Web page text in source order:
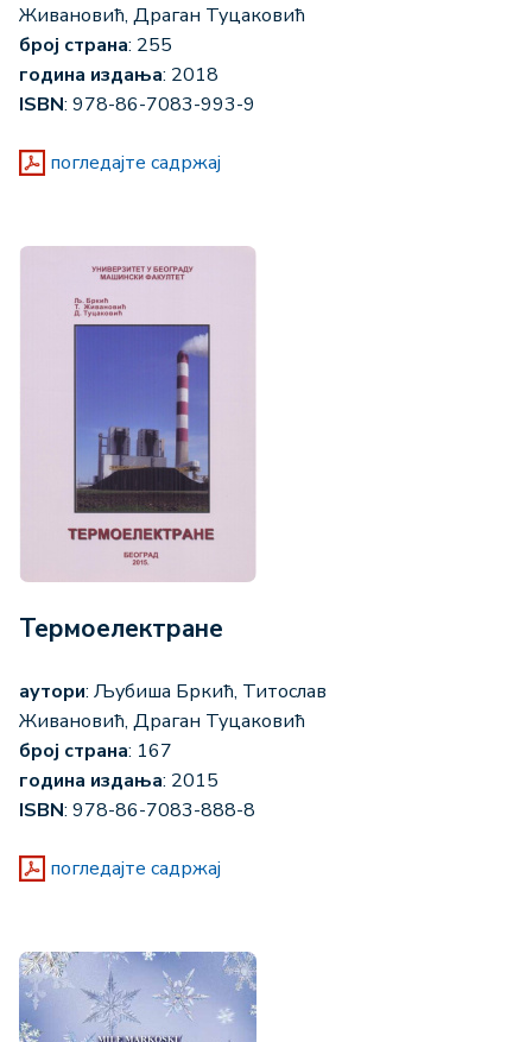
Живановић, Драган Туцаковић
број страна: 255
година издања: 2018
ISBN: 978-86-7083-993-9
погледајте садржај
Термоелектране
аутори: Љубиша Бркић, Титослав
Живановић, Драган Туцаковић
број страна: 167
година издања: 2015
ISBN: 978-86-7083-888-8
погледајте садржај